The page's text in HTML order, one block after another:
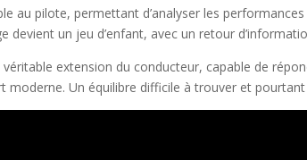
au pilote, permettant d’analyser les
un jeu d’enfant, avec un retour
extension du conducteur, capable de
moderne. Un équilibre difficile à trouver et pourtant